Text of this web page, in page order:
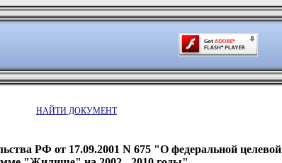
НАЙТИ ДОКУМЕНТ
РФ от 17.09.2001 N 675 "О федеральной целевой